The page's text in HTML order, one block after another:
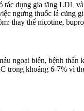
dụng gia tăng LDL
ngưng thuốc lá
thay thế nicotine,
ngoại biên, bệnh
khoảng 6-7% vì